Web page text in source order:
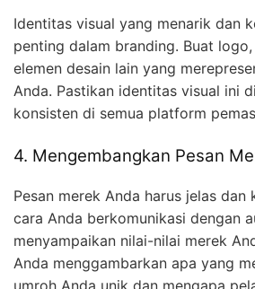
Identitas visual yang menarik dan
penting dalam branding. Buat
elemen desain lain yang
Anda. Pastikan identitas visual ini
konsisten di semua platform
4. Mengembangkan Pesan
Pesan merek Anda harus jelas dan
cara Anda berkomunikasi dengan
menyampaikan nilai-nilai merek
Anda menggambarkan apa yang